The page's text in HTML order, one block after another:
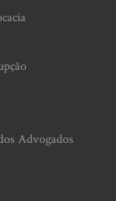
Advogados